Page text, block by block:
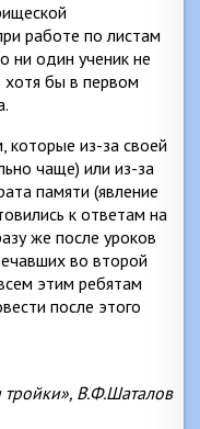
работе по листам
ни один ученик не
бы в первом
которые из-за своей
чаще) или из-за
памяти (явление
к ответам на
же после уроков
во второй
этим ребятам
после этого
тройки», В.Ф.Шаталов